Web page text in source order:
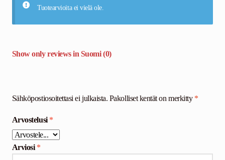
Tuotearvioita ei vielä ole.
Show only reviews in Suomi (0)
Sähköpostiosoitettasi ei julkaista. Pakolliset kentät on merkitty *
Arvostelusi *
Arviosi *